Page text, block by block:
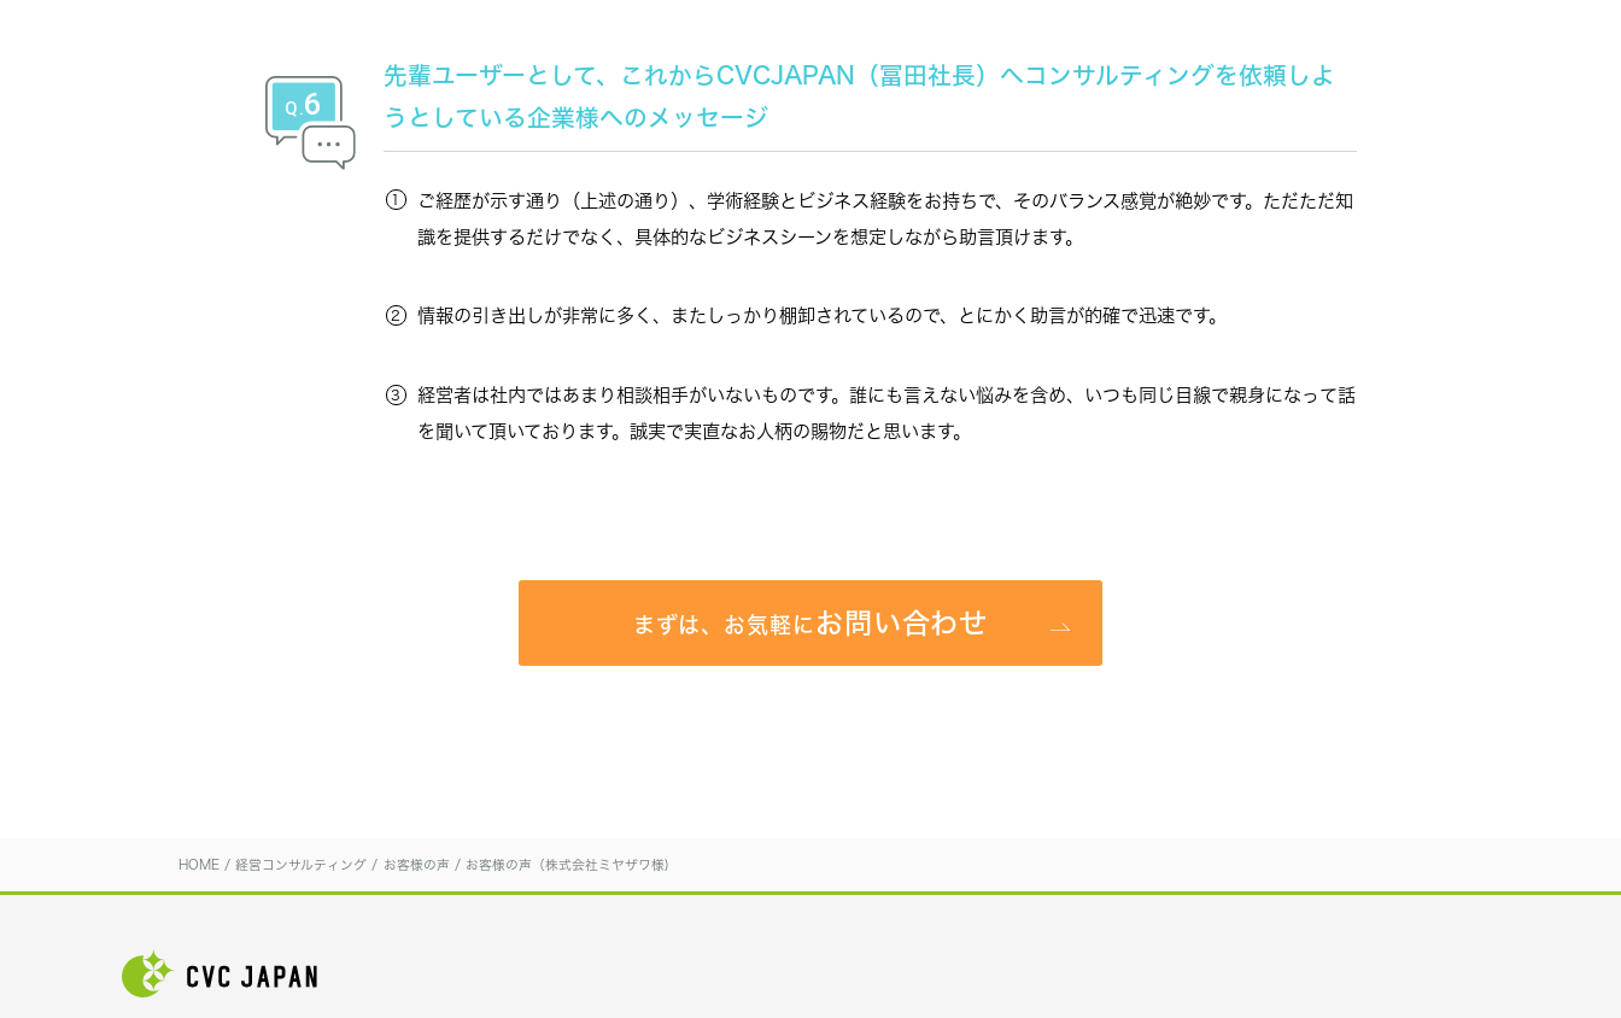
先輩ユーザーとして、これからCVCJAPAN（冨田社長）へコンサルティングを依頼しよ
うとしている企業様へのメッセージ
ご経歴が示す通り（上述の通り）、学術経験とビジネス経験をお持ちで、そのバランス感覚が絶妙です。ただただ知
識を提供するだけでなく、具体的なビジネスシーンを想定しながら助言頂けます。
情報の引き出しが非常に多く、またしっかり棚卸されているので、とにかく助言が的確で迅速です。
経営者は社内ではあまり相談相手がいないものです。誰にも言えない悩みを含め、いつも同じ目線で親身になって話
を聞いて頂いております。誠実で実直なお人柄の賜物だと思います。
まずは、お気軽に お問い合わせ
HOME / 経営コンサルティング / お客様の声 / お客様の声（株式会社ミヤザワ様)